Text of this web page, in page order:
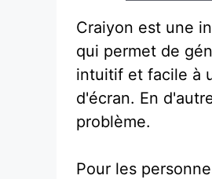
Craiyon est une
qui permet de
intuitif et facile à
d'écran. En
problème.
Pour les